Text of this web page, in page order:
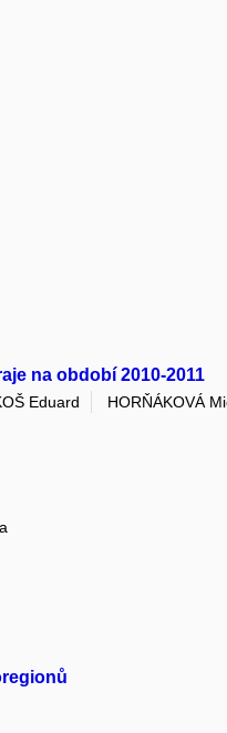
na období 2010-2011
Eduard
HORŇÁKOVÁ